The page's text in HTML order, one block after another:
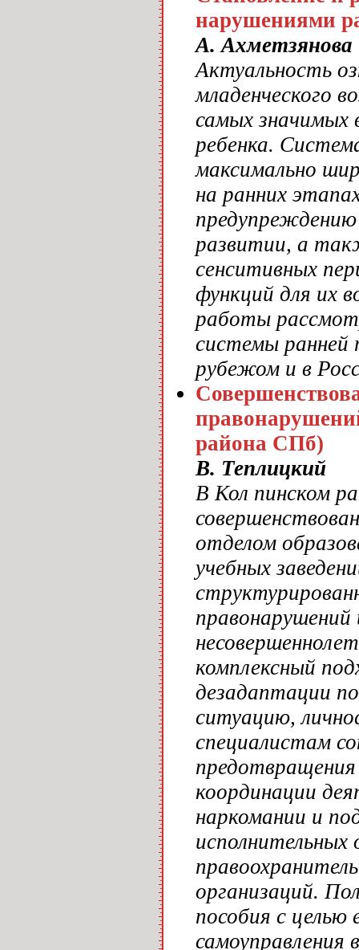
нарушениями
А. Ахметзянова
Актуальность
младенческого
самых значимых
ребенка.
максимально
на ранних
развитии, а
сенситивных
функций для их
работы
системы ранней
рубежом и в
района СПб)
В. Теплицкий
В Кол пинском
отделом
учебных
комплексный
дезадаптации
ситуацию,
специалистам
координации
наркомании и
исполнительных
организаций.
пособия с целью
самоуправления